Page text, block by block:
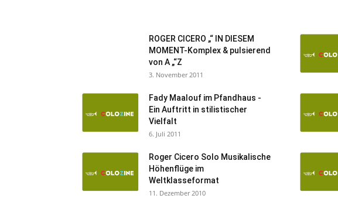
ROGER CICERO „“ IN DIESEM
MOMENT-Komplex & pulsierend
von A „“Z
3. November 2011
Fady Maalouf im Pfandhaus -
Ein Auftritt in stilistischer
Vielfalt
6. Juli 2011
Roger Cicero Solo Musikalische
Höhenflüge im
Weltklasseformat
11. Dezember 2010